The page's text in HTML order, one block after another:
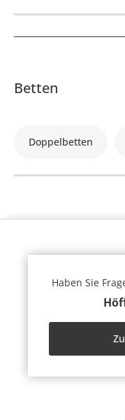
Betten
Doppelbetten
Haben Sie